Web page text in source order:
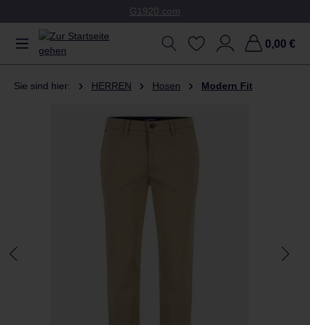
G1920.com
0,00 €
Sie sind hier: HERREN Hosen Modern Fit